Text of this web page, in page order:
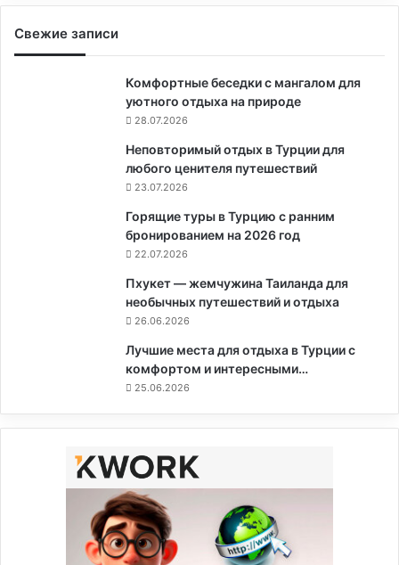
Свежие записи
Комфортные беседки с мангалом для
уютного отдыха на природе
28.07.2026
Неповторимый отдых в Турции для
любого ценителя путешествий
23.07.2026
Горящие туры в Турцию с ранним
бронированием на 2026 год
22.07.2026
Пхукет — жемчужина Таиланда для
необычных путешествий и отдыха
26.06.2026
Лучшие места для отдыха в Турции с
комфортом и интересными…
25.06.2026